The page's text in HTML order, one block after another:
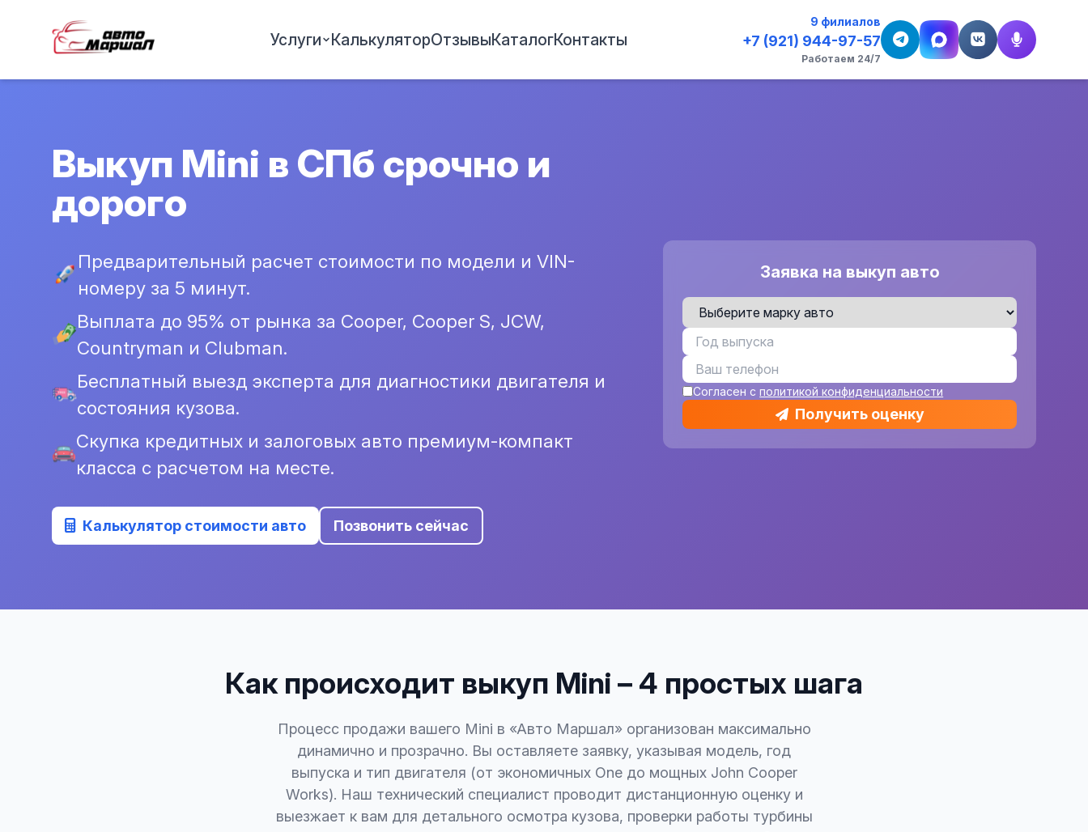
Услуги КалькуляторОтзывыКаталогКонтакты
9 филиалов
+7 (921) 944-97-57
Работаем 24/7
Выкуп Mini в СПб срочно и
дорого
Предварительный расчет стоимости по модели и VIN-
номеру за 5 минут.
Выплата до 95% от рынка за Cooper, Cooper S, JCW,
Countryman и Clubman.
Бесплатный выезд эксперта для диагностики двигателя и
состояния кузова.
Скупка кредитных и залоговых авто премиум-компакт
класса с расчетом на месте.
Калькулятор стоимости авто Позвонить сейчас
Заявка на выкуп авто
Согласен сполитикой конфиденциальности
Получить оценку
Как происходит выкуп Mini – 4 простых шага
Процесс продажи вашего Mini в «Авто Маршал» организован максимально
динамично и прозрачно. Вы оставляете заявку, указывая модель, год
выпуска и тип двигателя (от экономичных One до мощных John Cooper
Works). Наш технический специалист проводит дистанционную оценку и
выезжает к вам для детального осмотра кузова, проверки работы турбины